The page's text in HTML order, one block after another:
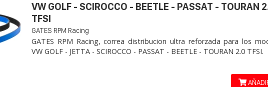
VW GOLF - SCIROCCO - BEETLE - PASSAT - TOURAN
TFSI
GATES RPM Racing
GATES RPM Racing, correa distribucion ultra reforzada para los
VW GOLF - JETTA - SCIROCCO - PASSAT - BEETLE - TOURAN 2.0 TFSI.